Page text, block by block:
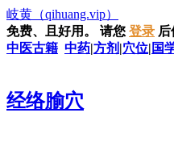
岐黄 （qihuang.vip）
免费、且好用。
请您 登录 后
中医古籍 中药|方剂 |穴位| 国
经络腧穴